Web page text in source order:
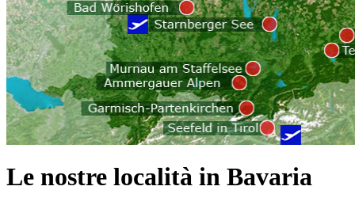
Le nostre località in Bavaria